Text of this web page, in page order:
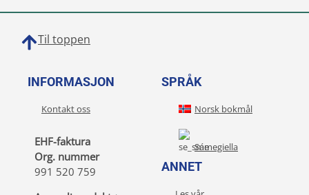
Til toppen
INFORMASJON
Kontakt oss
EHF-faktura
Org. nummer
991 520 759
SPRÅK
Norsk bokmål
Sámegiella
ANNET